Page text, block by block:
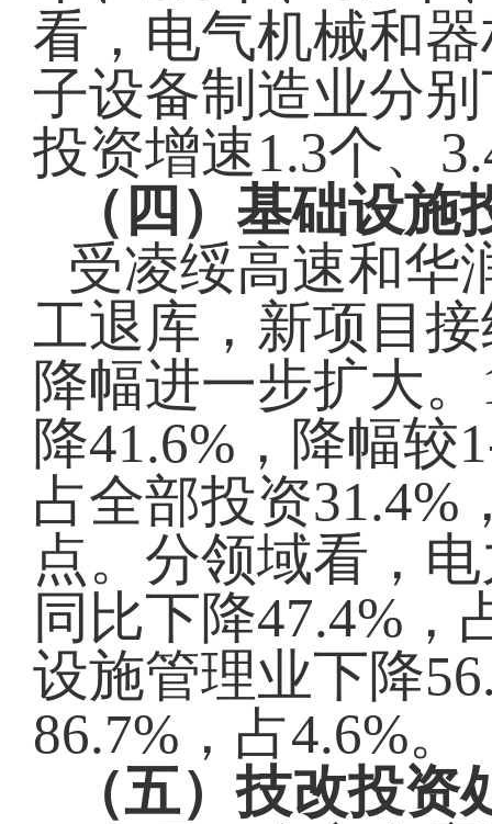
看，电气机械和
子设备制造业分
投资增速1.3个、
（四）基础设
受凌绥高速和华
工退库，新项目
降幅进一步扩大
降41.6%，降幅较
占全部投资31.4%
点。分领域看，
同比下降47.4%，
设施管理业下降
86.7%，占4.6%。
（五）技改投